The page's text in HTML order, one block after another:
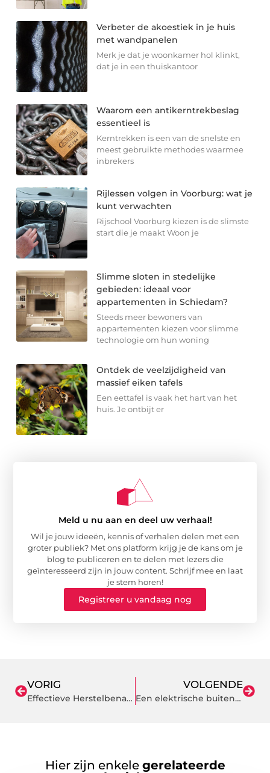
Verbeter de akoestiek in je huis
met wandpanelen
Merk je dat je woonkamer hol klinkt,
dat je in een thuiskantoor
Waarom een antikerntrekbeslag
essentieel is
Kerntrekken is een van de snelste en
meest gebruikte methodes waarmee
inbrekers
Rijlessen volgen in Voorburg: wat je
kunt verwachten
Rijschool Voorburg kiezen is de slimste
start die je maakt Woon je
Slimme sloten in stedelijke
gebieden: ideaal voor
appartementen in Schiedam?
Steeds meer bewoners van
appartementen kiezen voor slimme
technologie om hun woning
Ontdek de veelzijdigheid van
massief eiken tafels
Een eettafel is vaak het hart van het
huis. Je ontbijt er
Meld u nu aan en deel uw verhaal!
Wil je jouw ideeën, kennis of verhalen delen met een
groter publiek? Met ons platform krijg je de kans om je
blog te publiceren en te delen met lezers die
geïnteresseerd zijn in jouw content. Schrijf mee en laat
je stem horen!
Registreer u vandaag nog
VORIG
Effectieve Herstelbenadering bij Radiuskopfractuur: Elleboogzorg op Maat
VOLGENDE
Een elektrische buitenboordmotor speciaal voor u
Hier zijn enkele gerelateerde